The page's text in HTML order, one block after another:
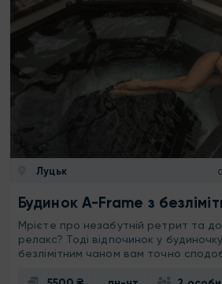
Луцьк
Будинок A-Frame з
Мрієте про незабутній ретрит та
релакс? Тоді відпочинок у
безлімітним чаном вам точно